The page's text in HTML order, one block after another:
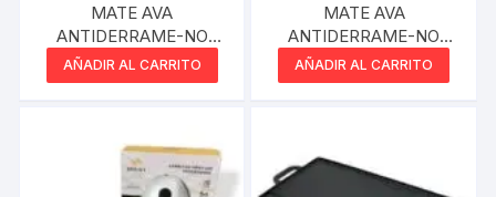
MATE AVA
ANTIDERRAME-NO
LAVA EL MATE BEIGE
AÑADIR AL CARRITO
MATE AVA
ANTIDERRAME-NO
LAVA EL MATE VERDE
AÑADIR AL CARRITO